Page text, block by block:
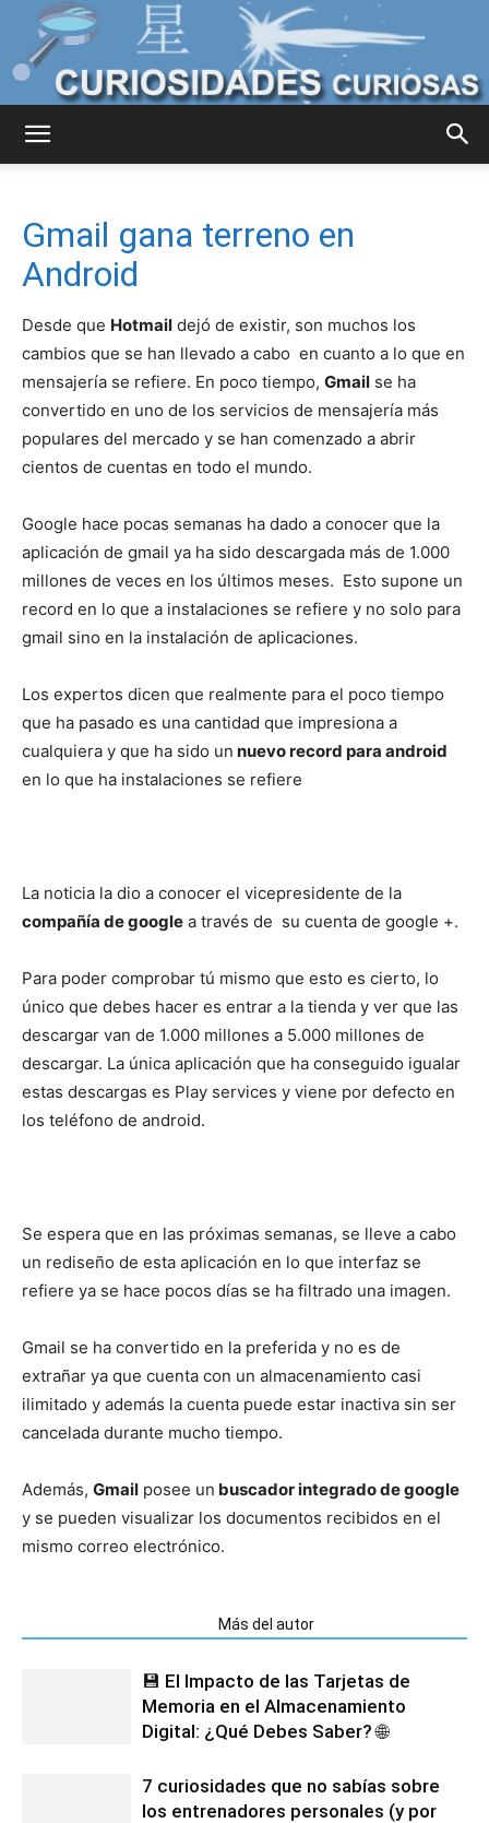
Curiosas
del
Mundo
Gmail gana terreno en
Android
Desde que Hotmail dejó de existir, son muchos los
cambios que se han llevado a cabo en cuanto a lo que en
mensajería se refiere. En poco tiempo, Gmail se ha
convertido en uno de los servicios de mensajería más
populares del mercado y se han comenzado a abrir
cientos de cuentas en todo el mundo.
Google hace pocas semanas ha dado a conocer que la
aplicación de gmail ya ha sido descargada más de 1.000
millones de veces en los últimos meses. Esto supone un
record en lo que a instalaciones se refiere y no solo para
gmail sino en la instalación de aplicaciones.
Los expertos dicen que realmente para el poco tiempo
que ha pasado es una cantidad que impresiona a
cualquiera y que ha sido un nuevo record para android
en lo que ha instalaciones se refiere
La noticia la dio a conocer el vicepresidente de la
compañía de google a través de su cuenta de google +.
Para poder comprobar tú mismo que esto es cierto, lo
único que debes hacer es entrar a la tienda y ver que las
descargar van de 1.000 millones a 5.000 millones de
descargar. La única aplicación que ha conseguido igualar
estas descargas es Play services y viene por defecto en
los teléfono de android.
Se espera que en las próximas semanas, se lleve a cabo
un rediseño de esta aplicación en lo que interfaz se
refiere ya se hace pocos días se ha filtrado una imagen.
Gmail se ha convertido en la preferida y no es de
extrañar ya que cuenta con un almacenamiento casi
ilimitado y además la cuenta puede estar inactiva sin ser
cancelada durante mucho tiempo.
Además, Gmail posee un buscador integrado de google
y se pueden visualizar los documentos recibidos en el
mismo correo electrónico.
Más del autor
💾 El Impacto de las Tarjetas de
Memoria en el Almacenamiento
Digital: ¿Qué Debes Saber? 🌐
7 curiosidades que no sabías sobre
los entrenadores personales (y por